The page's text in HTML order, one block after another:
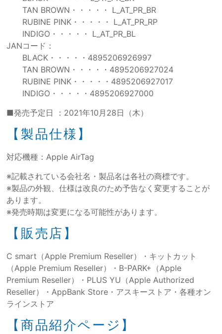
TAN BROWN・・・・・ L_AT_PR_BR
RUBINE PINK・・・・・ L_AT_PR_RP
INDIGO・・・・・ L_AT_PR_BL
JANコード：
BLACK・・・・・4895206926997
TAN BROWN・・・・・4895206927024
RUBINE PINK・・・・・4895206927017
INDIGO・・・・・4895206927000
■発売予定日 ：2021年10月28日（木）
【製品仕様】
対応機種：Apple AirTag
※記載されている会社名・製品名は各社の商標です。
※製品の外観、仕様は改良のため予告なく変更することが
あります。
※発売時期は変更になる可能性があります。
【販売店】
C smart（Apple Premium Reseller）・キットカット
（Apple Premium Reseller）・B-PARK+（Apple
Premium Reseller）・PLUS YU（Apple Authorized
Reseller）・AppBank Store・アスキーストア・各種オン
ラインストア
【商品紹介ページ】